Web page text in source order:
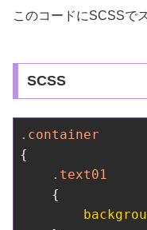
このコードにSCSSで
SCSS
.container
{
.text01
    {